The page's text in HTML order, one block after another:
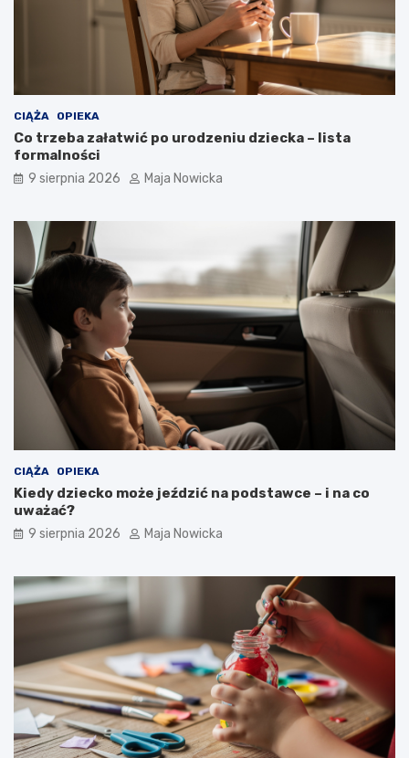
CIĄŻA OPIEKA
Co trzeba załatwić po urodzeniu dziecka – lista
formalności
9 sierpnia 2026 Maja Nowicka
CIĄŻA OPIEKA
Kiedy dziecko może jeździć na podstawce – i na co
uważać?
9 sierpnia 2026 Maja Nowicka